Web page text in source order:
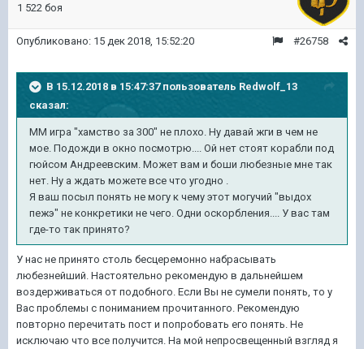
1 522 боя
#26758
Опубликовано: 15 дек 2018, 15:52:20
В 15.12.2018 в 15:47:37 пользователь Redwolf_13
сказал:
ММ игра "хамство за 300" не плохо. Ну давай жги в чем не
мое. Подожди в окно посмотрю.... Ой нет стоят корабли под
гюйсом Андреевским. Может вам и боши любезные мне так
нет. Ну а ждать можете все что угодно .
Я ваш посыл понять не могу к чему этот могучий "выдох
пежэ" не конкретики не чего. Одни оскорбления.... У вас там
где-то так принято?
У нас не принято столь бесцеремонно набрасывать
любезнейший. Настоятельно рекомендую в дальнейшем
воздерживаться от подобного. Если Вы не сумели понять, то у
Вас проблемы с пониманием прочитанного. Рекомендую
повторно перечитать пост и попробовать его понять. Не
исключаю что все получится. На мой непросвещенный взгляд я